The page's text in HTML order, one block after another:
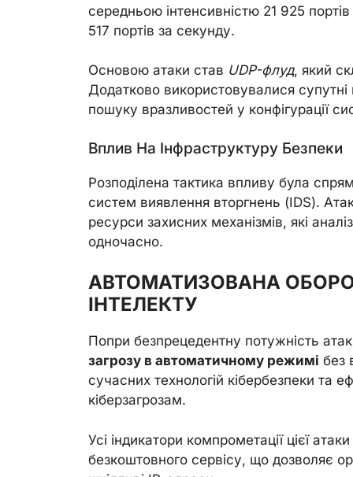
середньою інтенсивністю 21 925
517 портів за секунду.
Основою атаки став UDP-флуд, який
Додатково використовувалися
пошуку вразливостей у конфігурації
Вплив На Інфраструктуру Безпеки
Розподілена тактика впливу була
систем виявлення вторгнень (IDS).
ресурси захисних механізмів, які
одночасно.
АВТОМАТИЗОВАНА
ІНТЕЛЕКТУ
Попри безпрецедентну потужність
загрозу в автоматичному режимі без
сучасних технологій кібербезпеки та
кіберзагрозам.
Усі індикатори компрометації цієї
безкоштовного сервісу, що дозволяє